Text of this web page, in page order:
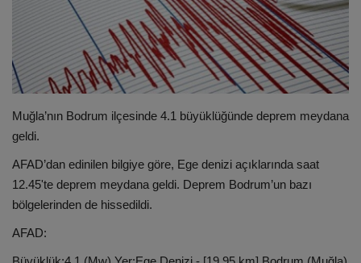
ULUSLARARASI
SAĞLIK VE YAŞAM TARZI
YEMEK
SEYAHAT
EĞİTİM
Muğla’nın Bodrum ilçesinde 4.1 büyüklüğünde deprem meydana
geldi.
AFAD’dan edinilen bilgiye göre, Ege denizi açıklarında saat
12.45'te deprem meydana geldi. Deprem Bodrum’un bazı
bölgelerinden de hissedildi.
AFAD: